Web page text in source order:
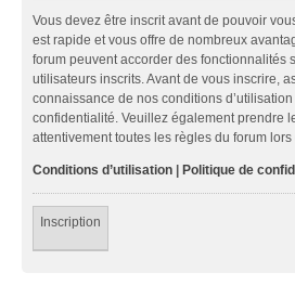
Vous devez être inscrit avant de pouvoir
est rapide et vous offre de nombreux
forum peuvent accorder des fonctionnalités
utilisateurs inscrits. Avant de vous inscrire,
connaissance de nos conditions
confidentialité. Veuillez également prendre
attentivement toutes les règles du forum lors
Conditions d’utilisation | Politique de
Inscription